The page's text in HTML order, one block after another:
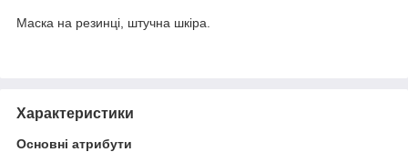
Маска на резинці, штучна шкіра.
Характеристики
Основні атрибути